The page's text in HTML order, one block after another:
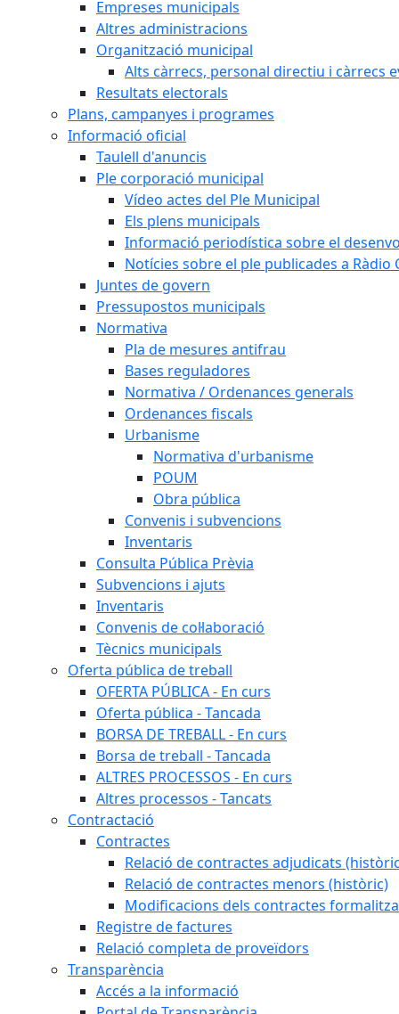
Empreses municipals
Altres administracions
Organització municipal
Alts càrrecs, personal directiu i càrrecs
Resultats electorals
Plans, campanyes i programes
Informació oficial
Taulell d'anuncis
Ple corporació municipal
Vídeo actes del Ple Municipal
Els plens municipals
Informació periodística sobre el
Notícies sobre el ple publicades a Ràdio
Juntes de govern
Pressupostos municipals
Normativa
Pla de mesures antifrau
Bases reguladores
Normativa / Ordenances generals
Ordenances fiscals
Urbanisme
Normativa d'urbanisme
POUM
Obra pública
Convenis i subvencions
Inventaris
Consulta Pública Prèvia
Subvencions i ajuts
Inventaris
Convenis de col·laboració
Tècnics municipals
Oferta pública de treball
OFERTA PÚBLICA - En curs
Oferta pública - Tancada
BORSA DE TREBALL - En curs
Borsa de treball - Tancada
ALTRES PROCESSOS - En curs
Altres processos - Tancats
Contractació
Contractes
Relació de contractes adjudicats
Relació de contractes menors (històric)
Modificacions dels contractes
Registre de factures
Relació completa de proveïdors
Transparència
Accés a la informació